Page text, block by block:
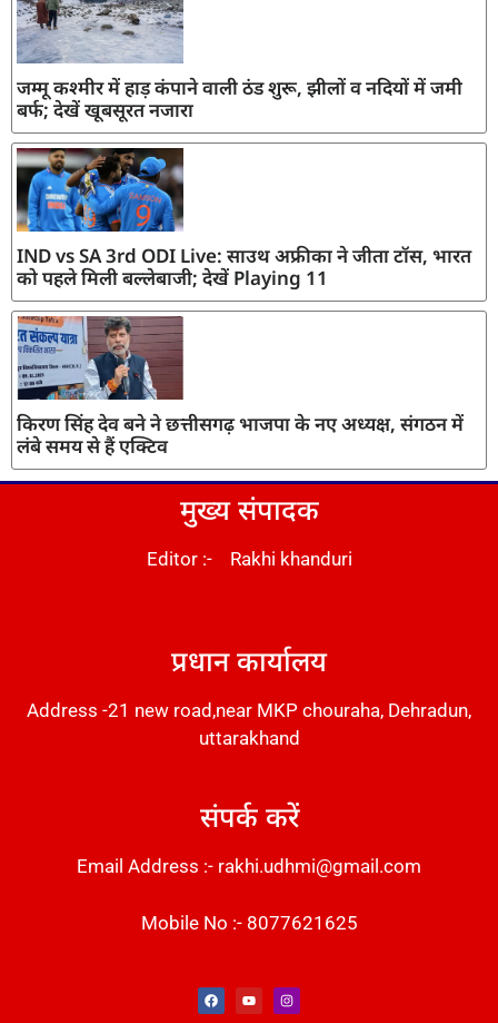
जम्मू कश्मीर में हाड़ कंपाने वाली ठंड शुरू, झीलों व नदियों में जमी
बर्फ; देखें खूबसूरत नजारा
IND vs SA 3rd ODI Live: साउथ अफ्रीका ने जीता टॉस, भारत
को पहले मिली बल्लेबाजी; देखें Playing 11
किरण सिंह देव बने ने छत्तीसगढ़ भाजपा के नए अध्यक्ष, संगठन में
लंबे समय से हैं एक्टिव
मुख्य संपादक
Editor :- Rakhi khanduri
प्रधान कार्यालय
Address -21 new road,near MKP chouraha, Dehradun,
uttarakhand
संपर्क करें
Email Address :- rakhi.udhmi@gmail.com
Mobile No :- 8077621625